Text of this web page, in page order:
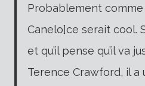
Probablement
Canelo]ce serait cool.
et qu’il pense qu’il va
Terence Crawford, il a